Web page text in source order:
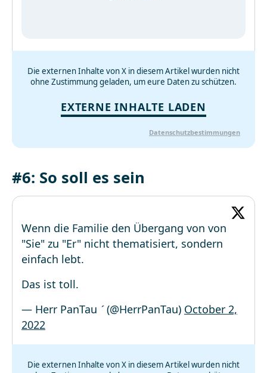
Die externen Inhalte von X in diesem Artikel wurden nicht
ohne Zustimmung geladen, um eure Daten zu schützen.
EXTERNE INHALTE LADEN
Datenschutzbestimmungen
#6: So soll es sein
Wenn die Familie den Übergang von von
"Sie" zu "Er" nicht thematisiert, sondern
einfach lebt.
Das ist toll.
— Herr PanTau  (@HerrPanTau) October 2,
2022
Die externen Inhalte von X in diesem Artikel wurden nicht